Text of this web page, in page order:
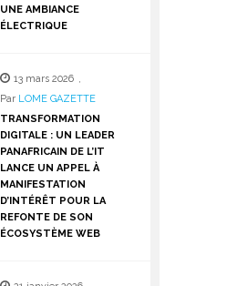
UNE AMBIANCE
ÉLECTRIQUE
13 mars 2026 ,
Par LOME GAZETTE
TRANSFORMATION
DIGITALE : UN LEADER
PANAFRICAIN DE L’IT
LANCE UN APPEL À
MANIFESTATION
D’INTÉRÊT POUR LA
REFONTE DE SON
ÉCOSYSTÈME WEB